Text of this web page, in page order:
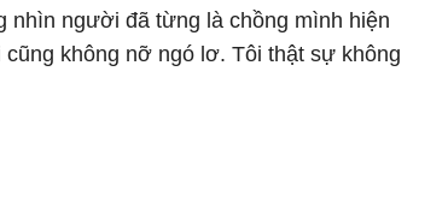
nhìn người đã từng là chồng mình hiện
cũng không nỡ ngó lơ. Tôi thật sự không